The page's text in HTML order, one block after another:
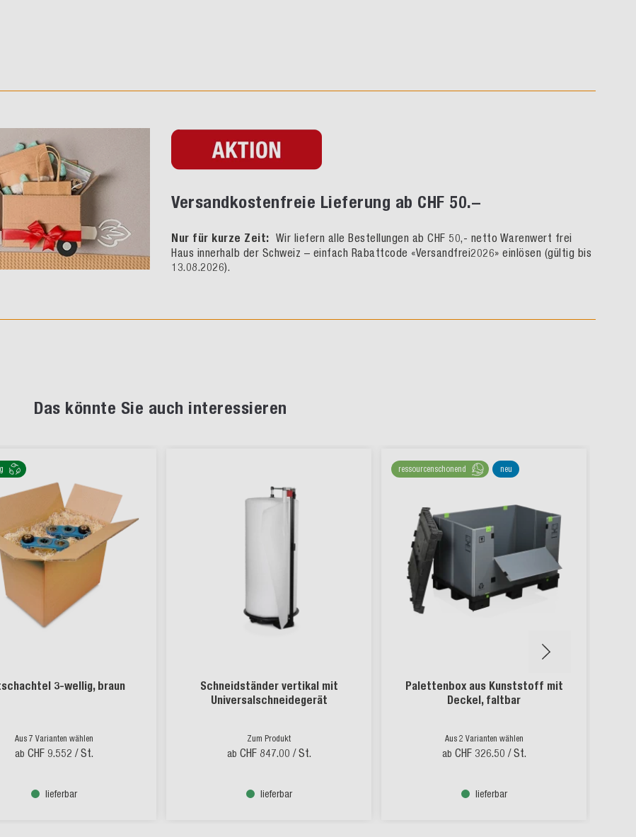
Versandkostenfreie Lieferung ab CHF 50.–
Nur für kurze Zeit: Wir liefern alle Bestellungen ab CHF 50,- netto Warenwert frei
Haus innerhalb der Schweiz – einfach Rabattcode «Versandfrei2026» einlösen (gültig bis
13.08.2026).
Das könnte Sie auch interessieren
3-wellig, braun
Aus 7 Varianten wählen
ab CHF 9.552 / St.
lieferbar
Schneidständer vertikal mit
Universalschneidegerät
Zum Produkt
ab CHF 847.00 / St.
lieferbar
ressourcenschonend neu
Palettenbox aus Kunststoff mit
Deckel, faltbar
Aus 2 Varianten wählen
ab CHF 326.50 / St.
lieferbar